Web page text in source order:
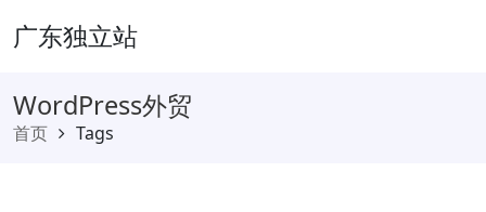
广东独立站
WordPress外贸
首页 Tags